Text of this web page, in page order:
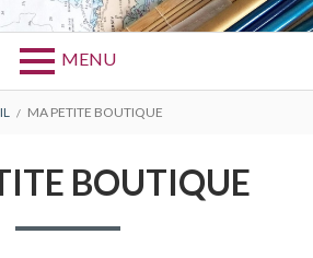
EN
et escapades
MENU
MA PETITE BOUTIQUE
BOUTIQUE